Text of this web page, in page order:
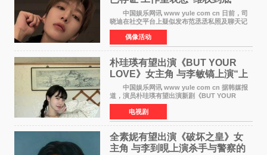
中国娱乐网讯 www yule com cn 日前，司
晓迪在社交平台上疑似发布范丞丞私照及聊天记
录等内容，引发网络热议。大量网友对此展开讨
论，相关话题迅速登上热搜。 刚刚，范丞丞
对接号@到范
偶像活动
朴珪瑛有望出演《BUT YOUR
LOVE》女主角 与李敏镐上演“上
司竟是虚拟偶像”罗曼史
中国娱乐网讯 www yule com cn 据韩媒报
道，演员朴珪瑛有望出演新剧《BUT YOUR
LOVE》女主角，与李敏镐合作，引发关注。
朴珪瑛在剧中饰演游戏公司代理卓素娜一角。她
在忍受艰辛职场生
电视剧
全素妮有望出演《破坏之皇》女
主角 与李到晛上演杀手与警察的